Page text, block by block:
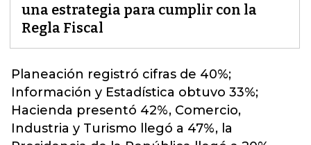
una estrategia para cumplir con la
Regla Fiscal
Planeación registró cifras de 40%;
Información y Estadística obtuvo 33%;
Hacienda presentó 42%, Comercio,
Industria y Turismo llegó a 47%, la